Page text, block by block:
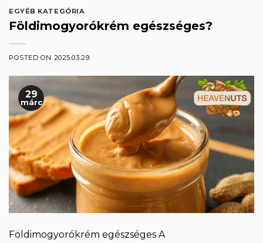
EGYÉB KATEGÓRIA
Földimogyorókrém egészséges?
POSTED ON 2025.03.29.
29
márc
Földimogyorókrém egészséges A